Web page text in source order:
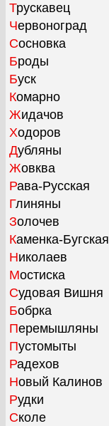
Трускавец
Червоноград
Сосновка
Броды
Буск
Комарно
Жидачов
Ходоров
Дубляны
Жовква
Рава-Русская
Глиняны
Золочев
Каменка-Бугская
Николаев
Мостиска
Судовая Вишня
Бобрка
Перемышляны
Пустомыты
Радехов
Новый Калинов
Рудки
Сколе